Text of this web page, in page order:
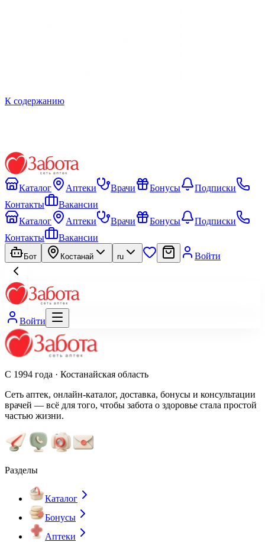
К содержанию
Каталог Аптеки Врачи Бонусы
Подписки
Контакты
Вакансии
Каталог
Аптеки Врачи Бонусы
Подписки
Контакты
Вакансии
Бот Костанай ru Войти
Войти
С 1994 года · Костанайская область
Сеть аптек, онлайн-каталог, доставка, бонусы и консультации
врачей — всё для того, чтобы забота о здоровье стала простой
частью жизни.
Разделы
Каталог
Бонусы
Аптеки